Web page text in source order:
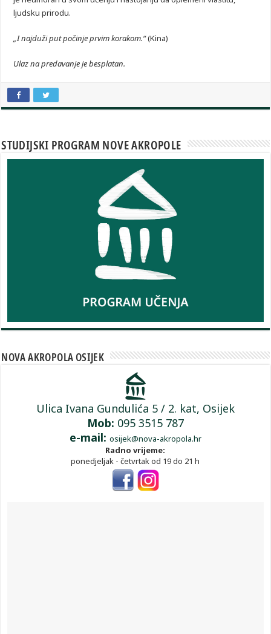
ljudsku prirodu.
„I najduži put počinje prvim korakom.“(Kina)
Ulaz na predavanje je besplatan.
STUDIJSKI PROGRAM NOVE AKROPOLE
NOVA AKROPOLA OSIJEK
Ulica Ivana Gundulića 5 / 2. kat, Osijek
Mob: 095 3515 787
e-mail: osijek@nova-akropola.hr
Radno vrijeme:
ponedjeljak - četvrtak od 19 do 21 h